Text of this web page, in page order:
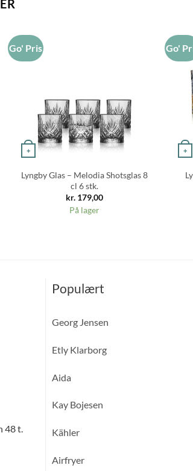
Go' Pris
+
Lyngby Glas – Melodia Shotsglas 8
cl 6 stk.
kr. 179,00
På lager
Go'
+
48 t.
Populært
Georg Jensen
Etly Klarborg
Aida
Kay Bojesen
Kähler
Airfryer